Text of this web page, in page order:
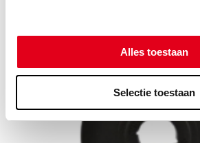
Alles toestaan
Selectie toestaan